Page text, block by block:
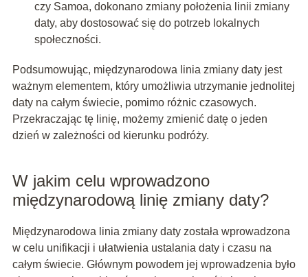
czy Samoa, dokonano zmiany położenia linii zmiany
daty, aby dostosować się do potrzeb lokalnych
społeczności.
Podsumowując, międzynarodowa linia zmiany daty jest
ważnym elementem, który umożliwia utrzymanie jednolitej
daty na całym świecie, pomimo różnic czasowych.
Przekraczając tę linię, możemy zmienić datę o jeden
dzień w zależności od kierunku podróży.
W jakim celu wprowadzono
międzynarodową linię zmiany daty?
Międzynarodowa linia zmiany daty została wprowadzona
w celu unifikacji i ułatwienia ustalania daty i czasu na
całym świecie. Głównym powodem jej wprowadzenia było